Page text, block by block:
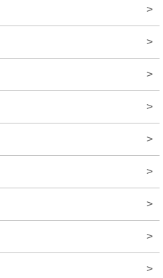
>
>
>
>
>
>
>
>
>